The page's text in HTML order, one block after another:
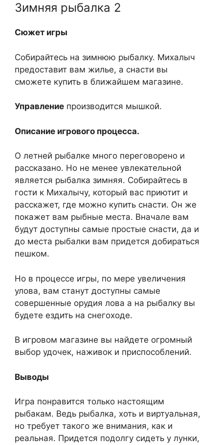
Зимняя рыбалка 2
Сюжет игры
Собирайтесь на зимнюю рыбалку. Михалыч
предоставит вам жилье, а снасти вы
сможете купить в ближайшем магазине.
Управление производится мышкой.
Описание игрового процесса.
О летней рыбалке много переговорено и
рассказано. Но не менее увлекательной
является рыбалка зимняя. Собирайтесь в
гости к Михалычу, который вас приютит и
расскажет, где можно купить снасти. Он же
покажет вам рыбные места. Вначале вам
будут доступны самые простые снасти, да и
до места рыбалки вам придется добираться
пешком.
Но в процессе игры, по мере увеличения
улова, вам станут доступны самые
совершенные орудия лова а на рыбалку вы
будете ездить на снегоходе.
В игровом магазине вы найдете огромный
выбор удочек, наживок и приспособлений.
Выводы
Игра понравится только настоящим
рыбакам. Ведь рыбалка, хоть и виртуальная,
но требует такого же внимания, как и
реальная. Придется подолгу сидеть у лунки,